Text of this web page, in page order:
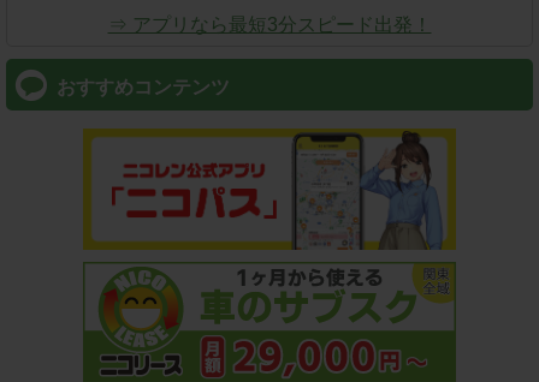
⇒ アプリなら最短3分スピード出発！
おすすめコンテンツ